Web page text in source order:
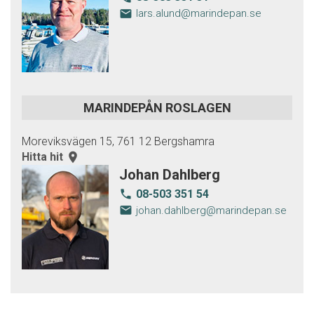
email lars.alund@marindepan.se
MARINDEPÅN ROSLAGEN
Moreviksvägen 15, 761 12 Bergshamra
Hitta hit room
Johan Dahlberg
local_phone 08-503 351 54
email johan.dahlberg@marindepan.se